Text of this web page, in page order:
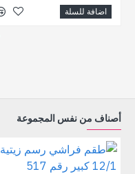
اضافة للسلة
أصناف من نفس المجموعة